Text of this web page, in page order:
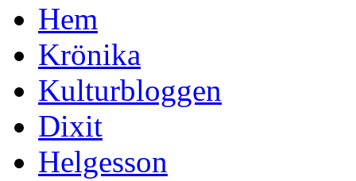
Hem
Krönika
Kulturbloggen
Dixit
Helgesson